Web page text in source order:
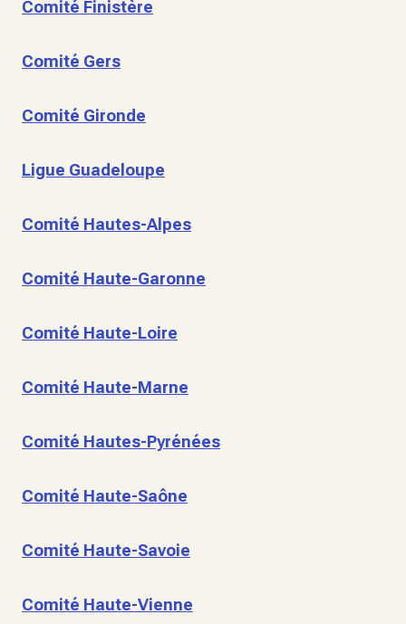
Comité Finistère
Comité Gers
Comité Gironde
Ligue Guadeloupe
Comité Hautes-Alpes
Comité Haute-Garonne
Comité Haute-Loire
Comité Haute-Marne
Comité Hautes-Pyrénées
Comité Haute-Saône
Comité Haute-Savoie
Comité Haute-Vienne